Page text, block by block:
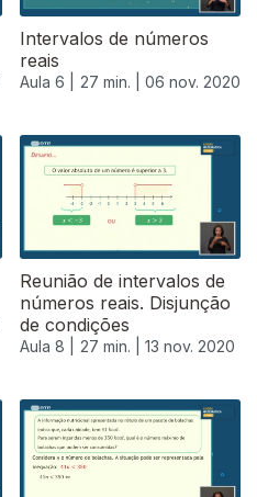
Intervalos de números
reais
Aula 6 | 27 min. | 06 nov. 2020
Reunião de intervalos de
números reais. Disjunção
de condições
Aula 8 | 27 min. | 13 nov. 2020